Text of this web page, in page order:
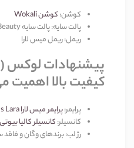
کوشن:کوشن
پالت سایه:پالت سایه
ریمل:ریمل میس لارا
پیشنهادات لوکس
کیفیت بالا
پرایمر:پرایمر میس لارا
کانسیلر:کانسیلر کالیا بیوتی
رژ لب:برندهای وگان و